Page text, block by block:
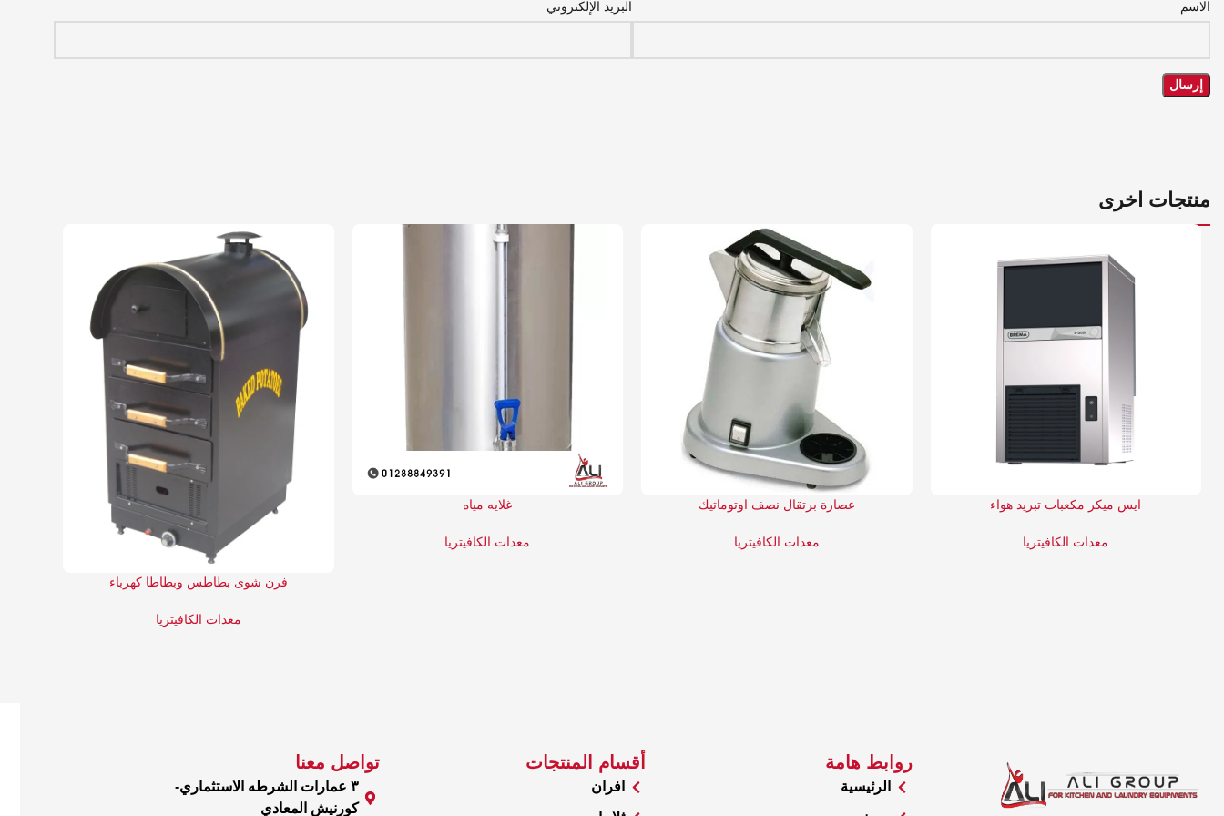
الاسم البريد الإلكتروني
منتجات اخرى
ايس ميكر مكعبات تبريد هواء
معدات الكافيتريا
عصارة برتقال نصف اوتوماتيك
معدات الكافيتريا
غلايه مياه
معدات الكافيتريا
فرن شوى بطاطس وبطاطا كهرباء
معدات الكافيتريا
روابط هامة
الرئيسية
أقسام المنتجات
افران
تواصل معنا
٣ عمارات الشرطه الاستثماري-
كورنيش المعادي